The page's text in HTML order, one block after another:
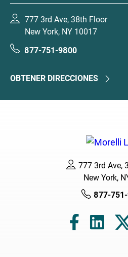
777 3rd Ave, 38th Floor
New York, NY 10017
877-751-9800
OBTENER DIRECCIONES
777 3rd Ave,
New York,
877-